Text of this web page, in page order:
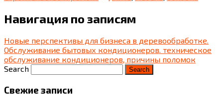
Навигация по записям
Новые перспективы для бизнеса в деревообработке.
Обслуживание бытовых кондиционеров. техническое
обслуживание кондиционеров, причины поломок
Search
Свежие записи